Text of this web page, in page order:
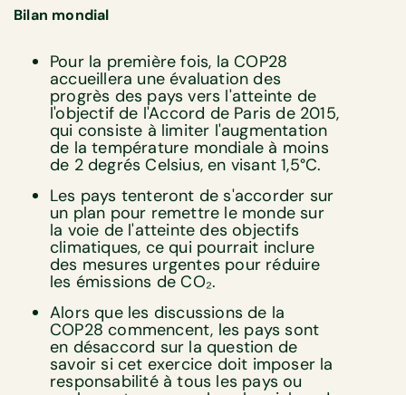
Bilan mondial
Pour la première fois, la COP28
accueillera une évaluation des
progrès des pays vers l'atteinte de
l'objectif de l'Accord de Paris de 2015,
qui consiste à limiter l'augmentation
de la température mondiale à moins
de 2 degrés Celsius, en visant 1,5°C.
Les pays tenteront de s'accorder sur
un plan pour remettre le monde sur
la voie de l'atteinte des objectifs
climatiques, ce qui pourrait inclure
des mesures urgentes pour réduire
les émissions de CO₂.
Alors que les discussions de la
COP28 commencent, les pays sont
en désaccord sur la question de
savoir si cet exercice doit imposer la
responsabilité à tous les pays ou